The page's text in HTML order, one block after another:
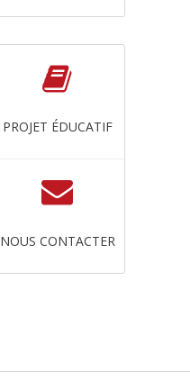
PROJET ÉDUCATIF
NOUS CONTACTER